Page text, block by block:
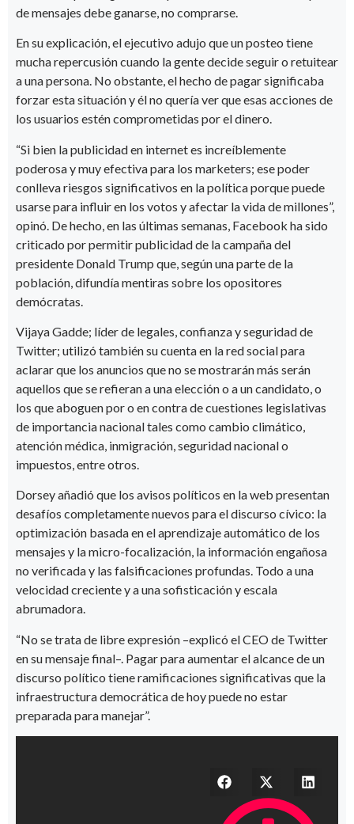
de mensajes debe ganarse, no comprarse.
En su explicación, el ejecutivo adujo que un posteo tiene
mucha repercusión cuando la gente decide seguir o retuitear
a una persona. No obstante, el hecho de pagar significaba
forzar esta situación y él no quería ver que esas acciones de
los usuarios estén comprometidas por el dinero.
“Si bien la publicidad en internet es increíblemente
poderosa y muy efectiva para los marketers; ese poder
conlleva riesgos significativos en la política porque puede
usarse para influir en los votos y afectar la vida de millones”,
opinó. De hecho, en las últimas semanas, Facebook ha sido
criticado por permitir publicidad de la campaña del
presidente Donald Trump que, según una parte de la
población, difundía mentiras sobre los opositores
demócratas.
Vijaya Gadde; líder de legales, confianza y seguridad de
Twitter; utilizó también su cuenta en la red social para
aclarar que los anuncios que no se mostrarán más serán
aquellos que se refieran a una elección o a un candidato, o
los que aboguen por o en contra de cuestiones legislativas
de importancia nacional tales como cambio climático,
atención médica, inmigración, seguridad nacional o
impuestos, entre otros.
Dorsey añadió que los avisos políticos en la web presentan
desafíos completamente nuevos para el discurso cívico: la
optimización basada en el aprendizaje automático de los
mensajes y la micro-focalización, la información engañosa
no verificada y las falsificaciones profundas. Todo a una
velocidad creciente y a una sofisticación y escala
abrumadora.
“No se trata de libre expresión –explicó el CEO de Twitter
en su mensaje final–. Pagar para aumentar el alcance de un
discurso político tiene ramificaciones significativas que la
infraestructura democrática de hoy puede no estar
preparada para manejar”.